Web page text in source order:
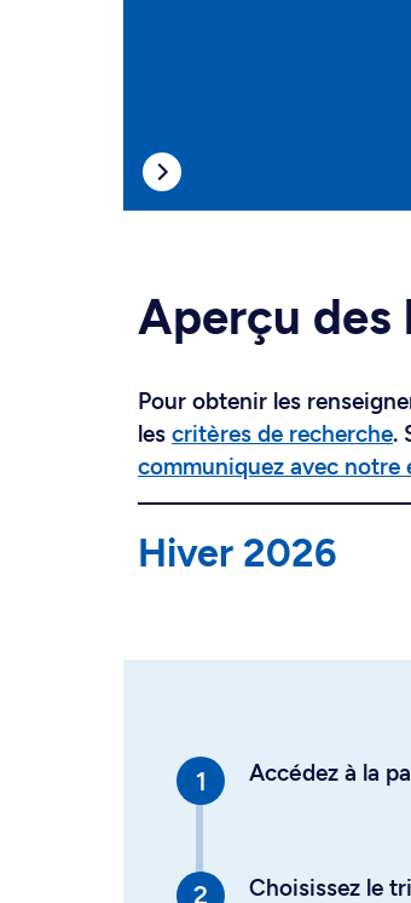
Aperçu des
Pour obtenir les
les critères de recherche.
communiquez avec notre
Hiver 2026
Accédez à la
Choisissez le